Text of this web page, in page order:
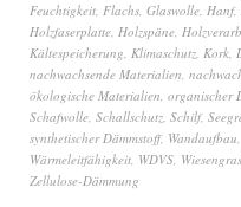
Feuchtigkeit, Flachs, Glaswolle, Hanf,
Holzfaserplatte, Holzspäne,
Kältespeicherung, Klimaschutz, Kork,
nachwachsende Materialien,
ökologische Materialien, organischer
Schafwolle, Schallschutz, Schilf,
synthetischer Dämmstoff, Wandaufbau,
Wärmeleitfähigkeit, WDVS, Wiesengras
Zellulose-Dämmung